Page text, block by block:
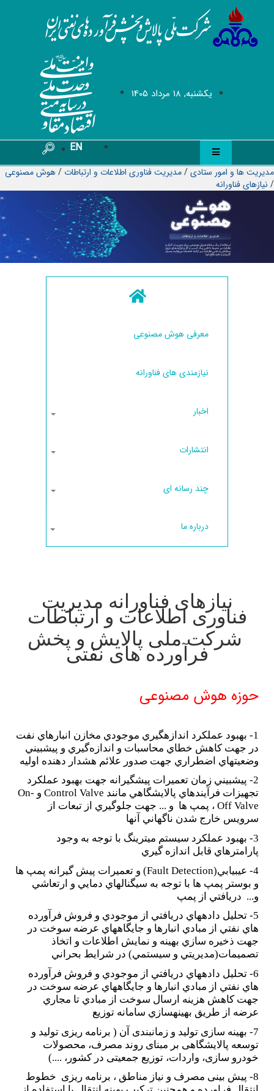
يکشنبه, 18 مرداد 1405
EN
مدیریت ها و امور ستادی/مديريت فناوری اطلاعات و ارتباطات /هوش مصنوعی
/ نیازهای فناورانه
معرفی هوش مصنوعی
نیازمندی های فناورانه
اخبار
انتشارات
چند رسانه ای
درباره ما
نیازهای فناورانه مدیریت
فناوری اطلاعات و ارتباطات
شرکت ملی پالایش و پخش
فرآورده های نفتی
حوزه هوش مصنوعی
1- بهبود عملكرد اندازه­گيري موجودي مخازن انبارهاي نفت
در جهت كاهش خطاي محاسبات و اندازه‌گيري و پيش­بيني
وضعيت­هاي اضطراري جهت صدور علائم هشدار دهنده اوليه
2- پيش­بيني زمان تعميرات پيشگيرانه جهت بهبود عملكرد
تجهيزات فرآيندهاي پالايشگاهي مانند ‍ Control Valve و On-
Off Valve ، پمپ ها و ... جهت جلوگيري از تبعات از
سرويس خارج شدن ناگهاني آنها
3- بهبود عملكرد سيستم ميترينگ با توجه به وجود
پارامترهاي قابل اندازه گيري
4- عيب­يابي(
Fault Detection) و تعميرات پيش گيرانه پمپ ها
و بوستر پمپ ها با توجه به سيگنال­هاي دمايي و ارتعاشي
و... دريافتي از پمپ
5- تحليل داده­هاي دريافتي از موجودي و فروش فرآورده
هاي نفتي از مبادي انبارها و جايگاه­هاي عرضه سوخت در
جهت ذخيره سازي بهينه و نمايش اطلاعات و اتخاذ
تصميمات(مديريتي و سيستمي) در شرايط بحراني
6- تحليل داده­هاي دريافتي از موجودي و فروش فرآورده
هاي نفتي از مبادي انبارها و جايگاه­هاي عرضه سوخت در
جهت كاهش هزينه ارسال سوخت از مبادي تا مجاري
عرضه از طريق بهينه­سازي سامانه توزيع
7- بهینه سازی تولید و زمانبندی آن ( برنامه ریزی تولید و
توسعه پالایشگاهی بر مبنای روند مصرف، محصولات
خودرو سازی، واردات، توزیع جمعیتی در کشور، ....)
8- پیش بینی مصرف و نیاز مناطق ، برنامه ریزی خطوط